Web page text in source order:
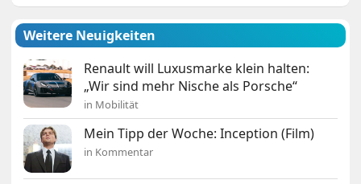
Weitere Neuigkeiten
Renault will Luxusmarke klein halten:
„Wir sind mehr Nische als Porsche“
in Mobilität
Mein Tipp der Woche: Inception (Film)
in Kommentar